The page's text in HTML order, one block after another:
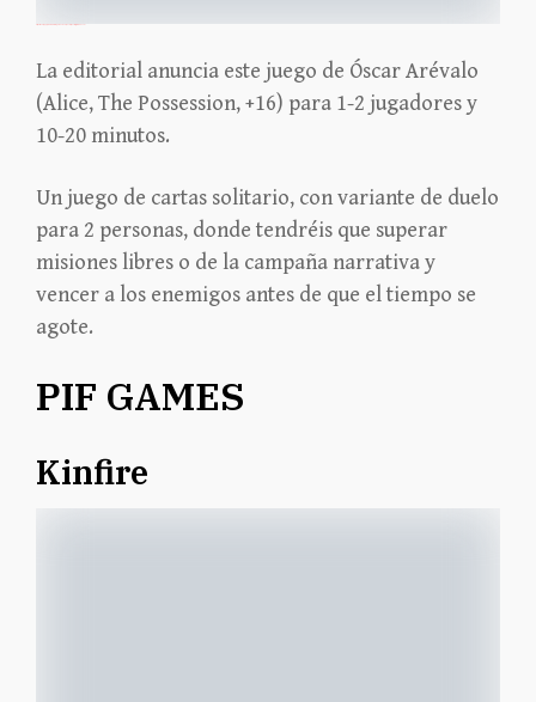
La editorial anuncia este juego de Óscar Arévalo
(Alice, The Possession, +16) para 1-2 jugadores y
10-20 minutos.
Un juego de cartas solitario, con variante de duelo
para 2 personas, donde tendréis que superar
misiones libres o de la campaña narrativa y
vencer a los enemigos antes de que el tiempo se
agote.
PIF GAMES
Kinfire